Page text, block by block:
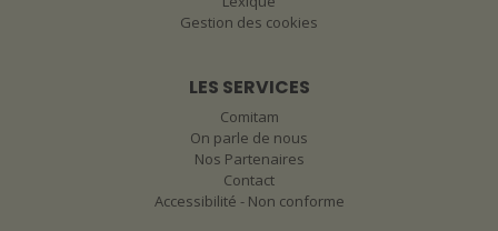
Gestion des cookies
LES SERVICES
Comitam
On parle de nous
Nos Partenaires
Contact
Accessibilité - Non conforme